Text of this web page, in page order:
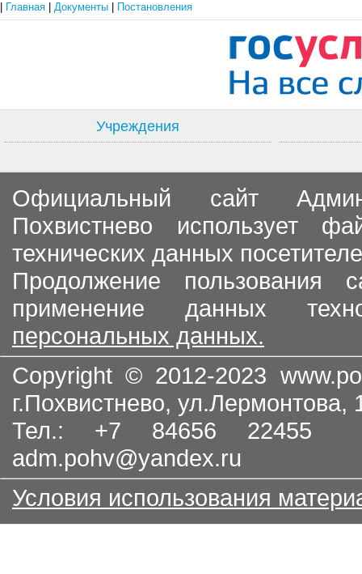
Главная Документы Постановления
Учреждения
Официальный сайт
Похвистнево использует
технических данных
Продолжение пользования
применение данных
персональных данных.
Copyright © 2012-2023
г.Похвистнево, ул.Лермонтова,
Тел.: +7 84656
adm.pohv@yandex.ru
Условия использования